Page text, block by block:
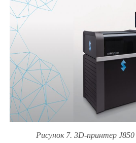
Рисунок 7. 3D-принтер